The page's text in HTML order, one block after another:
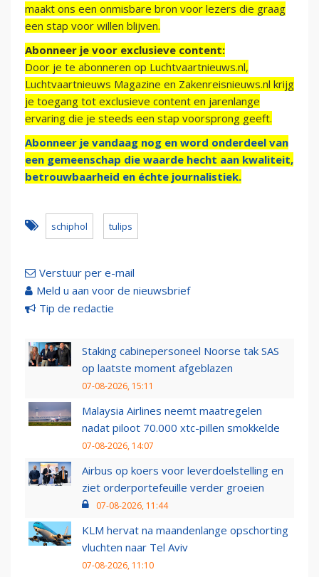
maakt ons een onmisbare bron voor lezers die graag
een stap voor willen blijven.
Abonneer je voor exclusieve content:
Door je te abonneren op Luchtvaartnieuws.nl,
Luchtvaartnieuws Magazine en Zakenreisnieuws.nl krijg
je toegang tot exclusieve content en jarenlange
ervaring die je steeds een stap voorsprong geeft.
Abonneer je vandaag nog en word onderdeel van
een gemeenschap die waarde hecht aan kwaliteit,
betrouwbaarheid en échte journalistiek.
schiphol tulips
Verstuur per e-mail
Meld u aan voor de nieuwsbrief
Tip de redactie
Staking cabinepersoneel Noorse tak SAS
op laatste moment afgeblazen
07-08-2026, 15:11
Malaysia Airlines neemt maatregelen
nadat piloot 70.000 xtc-pillen smokkelde
07-08-2026, 14:07
Airbus op koers voor leverdoelstelling en
ziet orderportefeuille verder groeien
07-08-2026, 11:44
KLM hervat na maandenlange opschorting
vluchten naar Tel Aviv
07-08-2026, 11:10